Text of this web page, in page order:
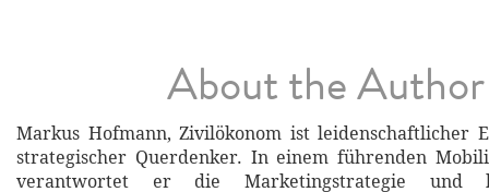
About the Author
Markus Hofmann, Zivilökonom ist leidenschaftlicher
strategischer Querdenker. In einem führenden
verantwortet er die Marketingstrategie und